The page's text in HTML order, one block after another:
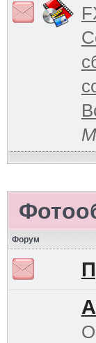
Форум